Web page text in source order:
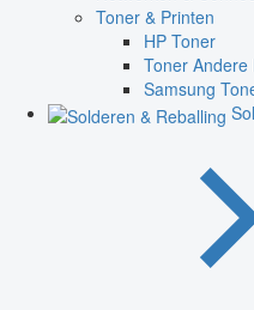
Toner & Printen
HP Toner
Toner Andere
Samsung